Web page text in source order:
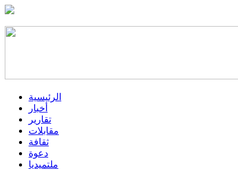
الرئيسية
أخبار
تقارير
مقابلات
ثقافة
دعوة
ملتميديا